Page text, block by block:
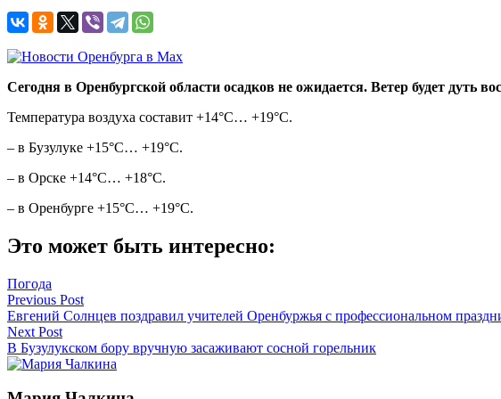
Сегодня в Оренбургской области осадков не ожидается. Ветер будет дуть
Температура воздуха составит +14°C… +19°C.
– в Бузулуке +15°C… +19°C.
– в Орске +14°C… +18°C.
– в Оренбурге +15°C… +19°C.
Это может быть интересно:
Погода
Навигация
по
записям
Previous Post
Евгений Солнцев поздравил учителей Оренбуржья с профессиональном
Next Post
В Бузулукском бору вручную засаживают сосной горельник